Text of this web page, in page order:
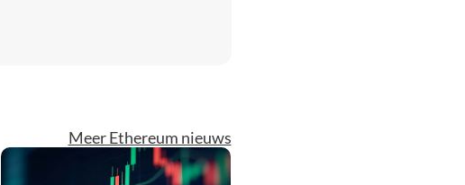
Meer Ethereum nieuws